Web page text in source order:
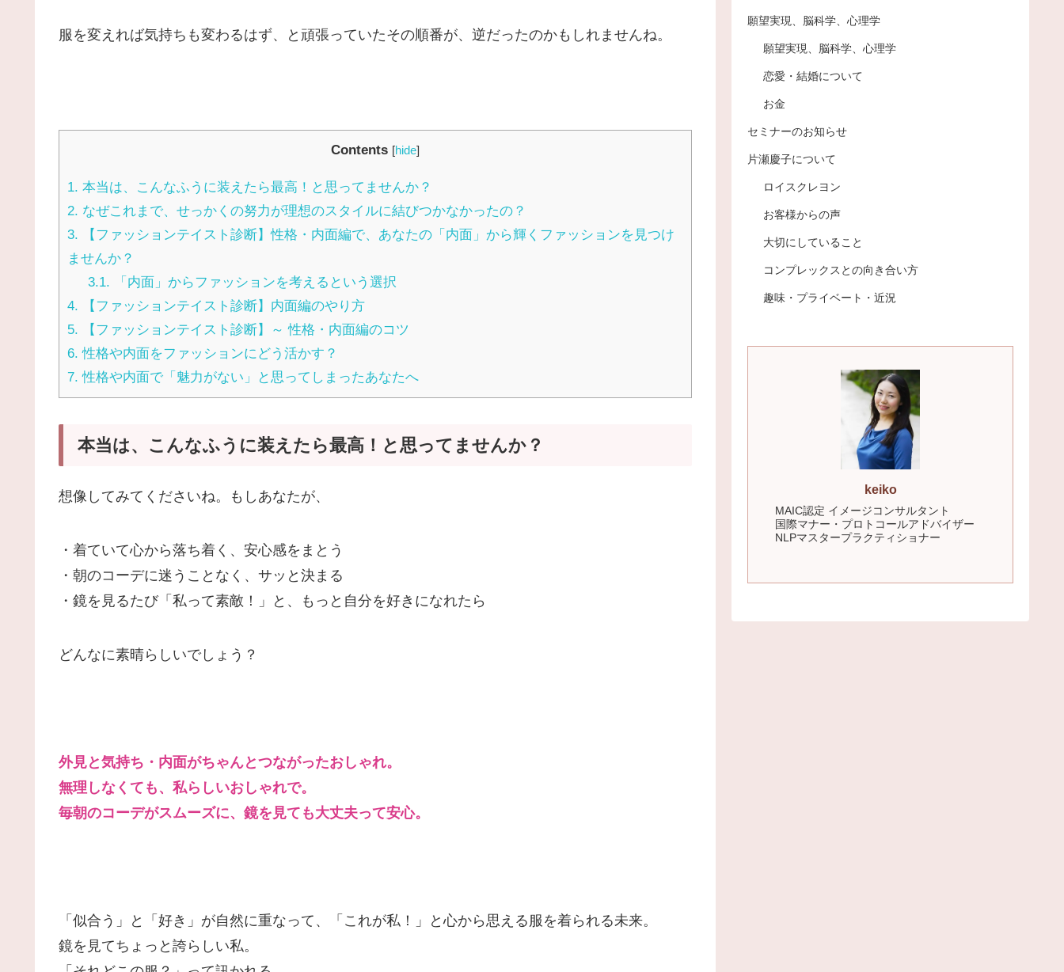
服を変えれば気持ちも変わるはず、と 頑張っていたその順番が、 逆だったのかもしれませんね。
Contents [hide]
1. 本当は、こんなふうに装えたら最高！と思ってませんか？
2. なぜこれまで、せっかくの努力が理想のスタイルに結びつかなかったの？
3. 【ファッションテイスト診断】性格・内面編で、あなたの「内面」から輝くファッションを見つけ
ませんか？
3.1. 「内面」からファッションを考えるという選択
4. 【ファッションテイスト診断】内面編のやり方
5. 【ファッションテイスト診断】～ 性格・内面編のコツ
6. 性格や内面をファッションにどう活かす？
7. 性格や内面で「魅力がない」と思ってしまったあなたへ
本当は、こんなふうに装えたら最高！と思ってませんか？
想像してみてくださいね。もしあなたが、
・着ていて心から落ち着く、安心感をまとう
・朝のコーデに迷 うこと な く、サッと決まる
・鏡を見るたび「私って素敵！」と、もっと 自分を好きになれたら
どんなに素晴らしいでしょう？
外見と気持ち・内面がちゃんとつながったおしゃれ。
無理しなくても、私らしいおしゃれで。
毎朝のコーデがスムーズに、鏡を見ても大丈夫って安心。
「似合う」と「好き」が自然に重なって、「これが私！」と心から思える服を着られる未来。
鏡を見てちょっと誇らしい私。
願望実現、脳科学、心理学
願望実現、脳科学、心理学
恋愛・結婚について
お金
セミナーのお知らせ
片瀬慶子について
ロイスクレヨン
お客様からの声
大切にしていること
コンプレックスとの向き合い方
趣味・プライベート・近況
keiko
MAIC認定 イメージコンサルタント
国際マナー・プロトコールアドバイザー
NLPマスタープラクティショナー